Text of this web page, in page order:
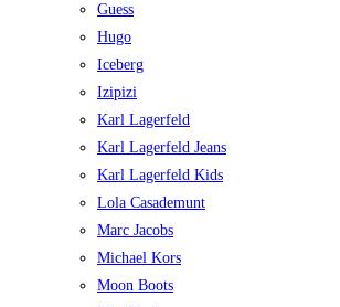
Guess
Hugo
Iceberg
Izipizi
Karl Lagerfeld
Karl Lagerfeld Jeans
Karl Lagerfeld Kids
Lola Casademunt
Marc Jacobs
Michael Kors
Moon Boots